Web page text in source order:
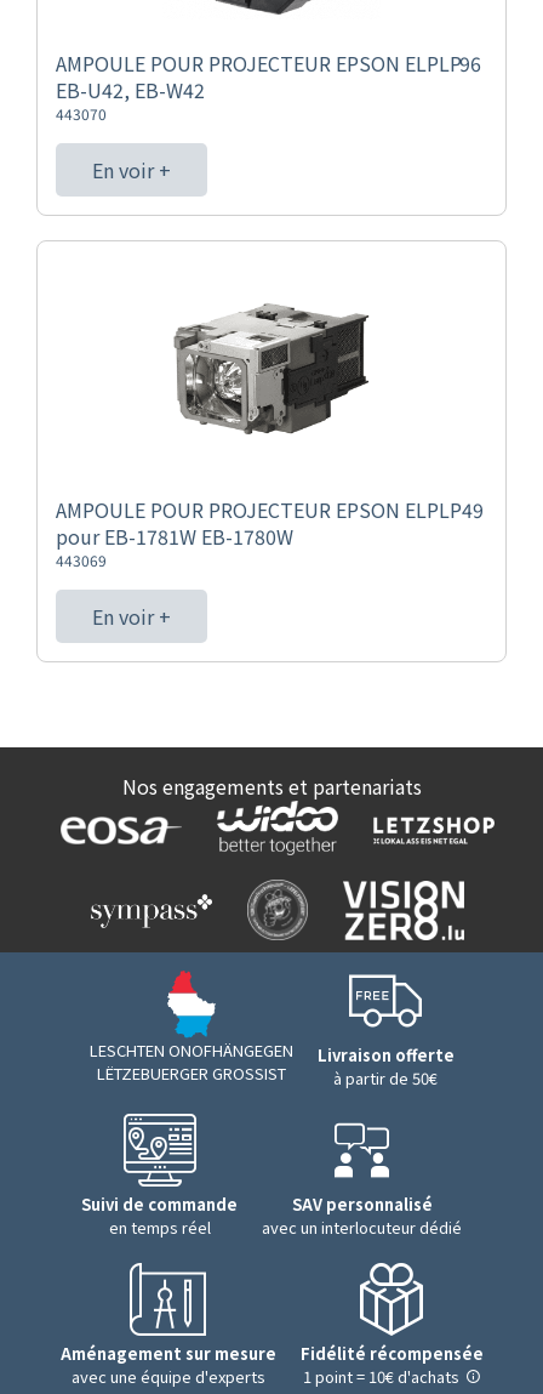
AMPOULE POUR PROJECTEUR EPSON ELPLP96
EB-U42, EB-W42
443070
En voir +
AMPOULE POUR PROJECTEUR EPSON ELPLP49
pour EB-1781W EB-1780W
443069
En voir +
Nos engagements et partenariats
LESCHTEN ONOFHÄNGEGEN
LËTZEBUERGER GROSSIST
Livraison offerte
à partir de 50€
Suivi de commande
en temps réel
SAV personnalisé
avec un interlocuteur dédié
Aménagement sur mesure
avec une équipe d'experts
Fidélité récompensée
1 point = 10€ d'achats